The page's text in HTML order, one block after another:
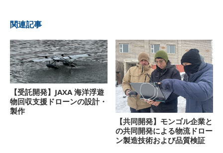
関連記事
【受託開発】JAXA 海洋浮遊
物回収支援ドローンの設計・
製作
【共同開発】モンゴル企業と
の共同開発による物流ドロー
ン製造技術および品質検証